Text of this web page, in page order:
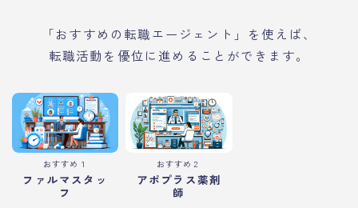
「おすすめの転職エージェント」を使えば、
転職活動を優位に進めることができます。
おすすめ１
ファルマスタッ
フ
おすすめ２
アポプラス薬剤
師